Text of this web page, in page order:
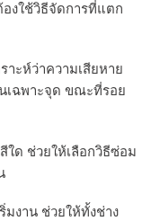
งใช้วิธีจัดการที่แตก
าะห์ว่าความเสียหาย
เฉพาะจุด ขณะที่รอย
ใด ช่วยให้เลือกวิธีซ่อม
มงาน ช่วยให้ทั้งช่าง